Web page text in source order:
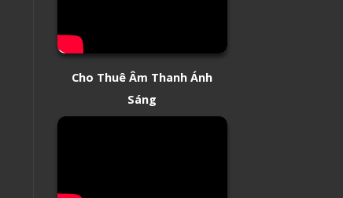
Cho Thuê Âm Thanh Ánh
Sáng